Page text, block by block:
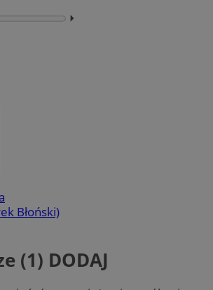
⏵︎
Błoński)
(1) DODAJ